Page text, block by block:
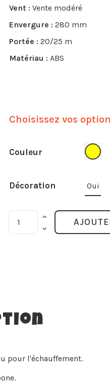
Vent : Vente modéré
Envergure : 280 mm
Portée : 20/25 m
Matériau : ABS
Choisissez vos
Couleur Jaune
Décoration Oui
pour l'échauffement.